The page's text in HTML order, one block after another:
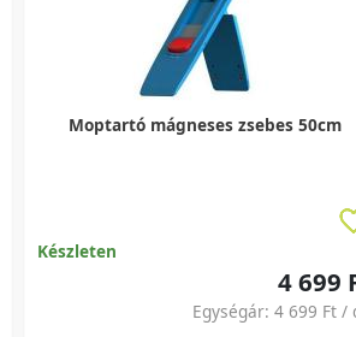
Moptartó mágneses zsebes 50cm
Készleten
4 699
Egységár: 4 699 Ft /